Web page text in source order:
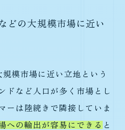
どの大規模市場に近い
模市場に近い立地という
ドなど人口が多く市場とし
ーは陸続きで隣接していま
への輸出が容易にできる と